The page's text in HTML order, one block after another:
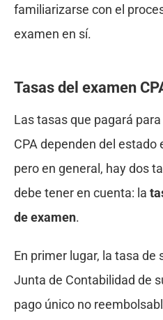
familiarizarse con el
examen en sí.
Tasas del examen
Las tasas que pagará
CPA dependen del estado
pero en general, hay dos
debe tener en cuenta: la
de examen.
En primer lugar, la tasa
Junta de Contabilidad de
pago único no